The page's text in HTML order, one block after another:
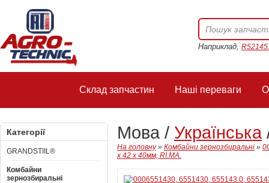
Наприклад,
Склад запчастин Наші переваги
Категорії
GRANDSTIIL®
Комбайни
зернозбиральні
Мова / Українська
На головну» Комбайни зернозбиральні »
x 42 x 40мм, RI.MA.